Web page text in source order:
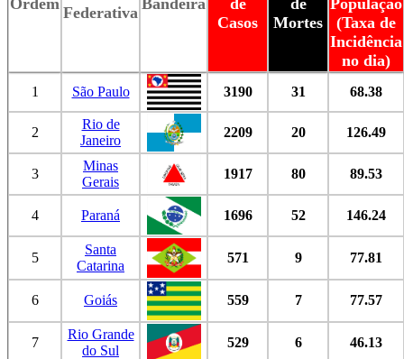
Ordem Federativa Bandeira
de
Casos
de
Mortes
População
(Taxa de
Incidência
no dia)
1 São Paulo 3190 31 68.38
2
Rio de
Janeiro
2209 20 126.49
3
Minas
Gerais
1917 80 89.53
4 Paraná 1696 52 146.24
5
Santa
Catarina
571 9 77.81
6 Goiás 559 7 77.57
7
Rio Grande
do Sul
529 6 46.13